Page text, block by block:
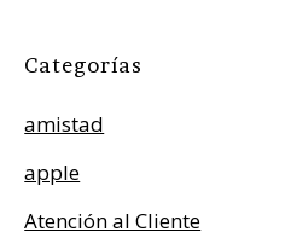
Categorías
amistad
apple
Atención al Cliente